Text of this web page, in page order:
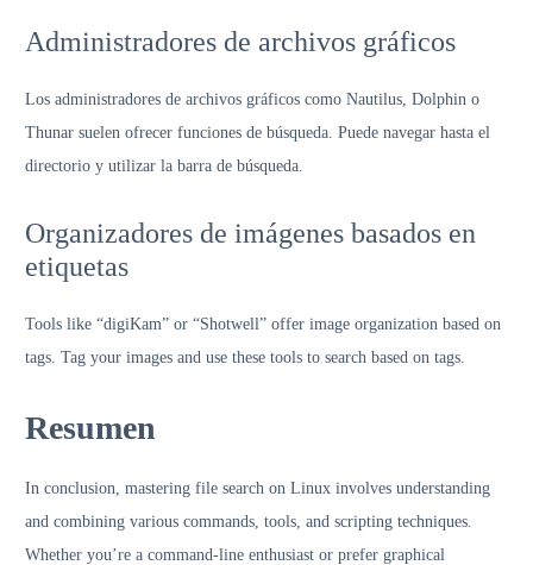
Administradores de archivos gráficos
Los administradores de archivos gráficos como Nautilus, Dolphin o
Thunar suelen ofrecer funciones de búsqueda. Puede navegar hasta el
directorio y utilizar la barra de búsqueda.
Organizadores de imágenes basados ​​en
etiquetas
Tools like “digiKam” or “Shotwell” offer image organization based on
tags. Tag your images and use these tools to search based on tags.
Resumen
In conclusion, mastering file search on Linux involves understanding
and combining various commands, tools, and scripting techniques.
Whether you’re a command-line enthusiast or prefer graphical